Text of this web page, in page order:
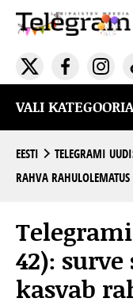
VALI
EESTI
TELEGRAMI
RAHVA RAHULOLEMATUS
42):
kasvab